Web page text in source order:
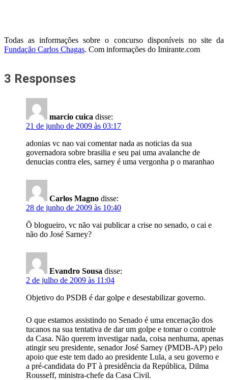
Todas as informações sobre o concurso disponíveis no site da
Fundação Carlos Chagas. Com informações do Imirante.com
3 Responses
marcio cuica disse:
21 de junho de 2009 às 03:17
adonias vc nao vai comentar nada as noticias da sua
governadora sobre brasilia e seu pai uma avalanche de
denucias contra eles, sarney é uma vergonha p o maranhao
Carlos Magno disse:
28 de junho de 2009 às 10:40
Õ blogueiro, vc não vai publicar a crise no senado, o cai e
não do José Sarney?
Evandro Sousa disse:
2 de julho de 2009 às 11:04
Objetivo do PSDB é dar golpe e desestabilizar governo.
O que estamos assistindo no Senado é uma encenação dos
tucanos na sua tentativa de dar um golpe e tomar o controle
da Casa. Não querem investigar nada, coisa nenhuma, apenas
atingir seu presidente, senador José Sarney (PMDB-AP) pelo
apoio que este tem dado ao presidente Lula, a seu governo e
a pré-candidata do PT à presidência da República, Dilma
Rousseff, ministra-chefe da Casa Civil.